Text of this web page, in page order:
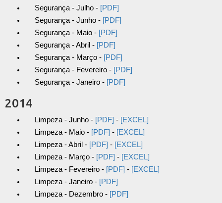
Segurança - Julho - [PDF]
Segurança - Junho - [PDF]
Segurança - Maio - [PDF]
Segurança - Abril - [PDF]
Segurança - Março - [PDF]
Segurança - Fevereiro - [PDF]
Segurança - Janeiro - [PDF]
2014
Limpeza - Junho - [PDF] - [EXCEL]
Limpeza - Maio - [PDF] - [EXCEL]
Limpeza - Abril - [PDF] - [EXCEL]
Limpeza - Março - [PDF] - [EXCEL]
Limpeza - Fevereiro - [PDF] - [EXCEL]
Limpeza - Janeiro - [PDF]
Limpeza - Dezembro - [PDF]